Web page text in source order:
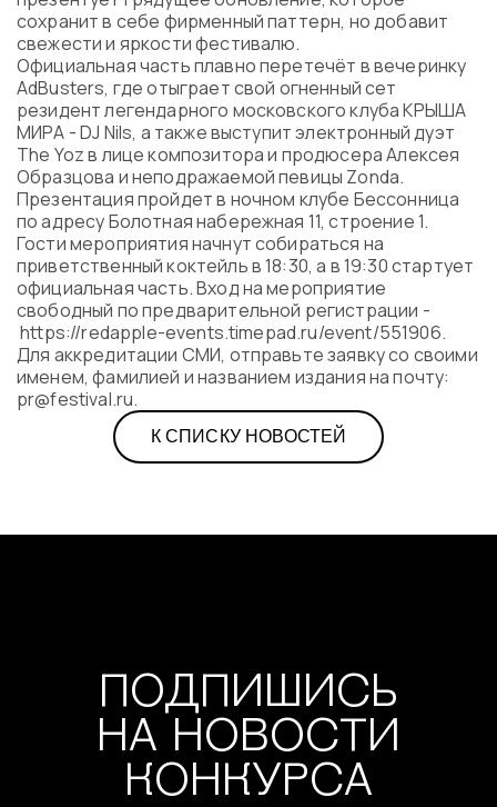
сохранит в себе фирменный паттерн, но добавит
свежести и яркости фестивалю.
Официальная часть плавно перетечёт в вечеринку
AdBusters, где отыграет свой огненный сет
резидент легендарного московского клуба КРЫША
МИРА - DJ Nils, а также выступит электронный дуэт
The Yoz в лице композитора и продюсера Алексея
Образцова и неподражаемой певицы Zonda.
Презентация пройдет в ночном клубе Бессонница
по адресу Болотная набережная 11, строение 1.
Гости мероприятия начнут собираться на
приветственный коктейль в 18:30, а в 19:30 стартует
официальная часть. Вход на мероприятие
свободный по предварительной регистрации -
https://redapple-events.timepad.ru/event/551906.
Для аккредитации СМИ, отправьте заявку со своими
именем, фамилией и названием издания на почту:
pr@festival.ru.
К СПИСКУ НОВОСТЕЙ
ПОДПИШИСЬ
НА НОВОСТИ
КОНКУРСА